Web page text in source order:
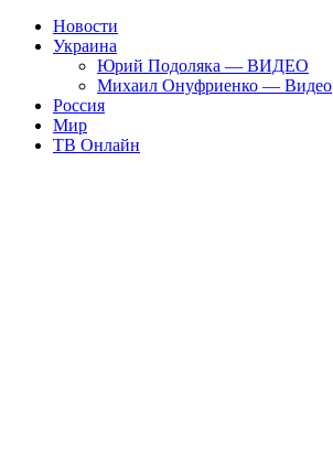
Новости
Украина
Юрий Подоляка — ВИДЕО
Михаил Онуфриенко — Видео
Россия
Мир
ТВ Онлайн